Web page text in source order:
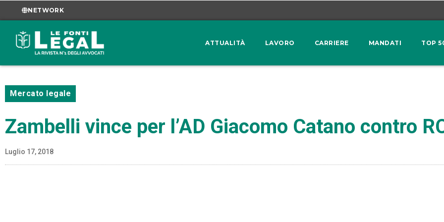
NETWORK
ATTUALITÀ LAVORO CARRIERE MANDATI TOP
Mercato legale
Zambelli vince per l’AD Giacomo Catano contro
Luglio 17, 2018